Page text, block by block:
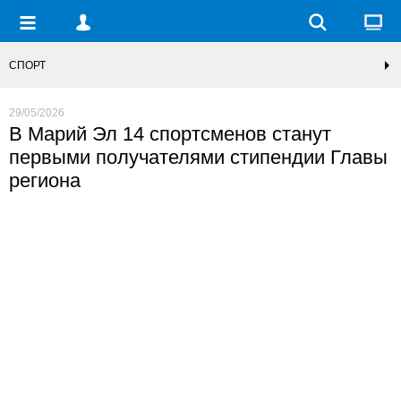
СПОРТ
29/05/2026
В Марий Эл 14 спортсменов станут
первыми получателями стипендии Главы
региона